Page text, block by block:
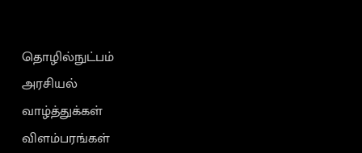
தொழில்நுட்பம்
அரசியல்
வாழ்த்துக்கள்
விளம்பரங்கள்